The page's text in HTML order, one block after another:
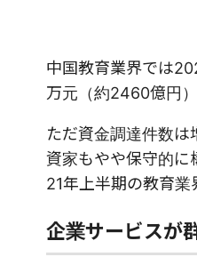
中国教育業界では
万元（約2460億円
ただ資金調達件数
資家もやや保守的に
21年上半期の教育業
企業サービスが